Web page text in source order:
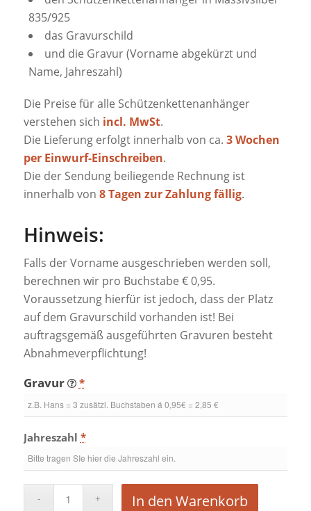
835/925
das Gravurschild
und die Gravur (Vorname abgekürzt und
Name, Jahreszahl)
Die Preise für alle Schützenkettenanhänger
verstehen sich incl. MwSt.
Die Lieferung erfolgt innerhalb von ca. 3 Wochen
per Einwurf-Einschreiben.
Die der Sendung beiliegende Rechnung ist
innerhalb von 8 Tagen zur Zahlung fällig.
Hinweis:
Falls der Vorname ausgeschrieben werden soll,
berechnen wir pro Buchstabe € 0,95.
Voraussetzung hierfür ist jedoch, dass der Platz
auf dem Gravurschild vorhanden ist! Bei
auftragsgemäß ausgeführten Gravuren besteht
Abnahmeverpflichtung!
Gravur *
Jahreszahl *
In den Warenkorb